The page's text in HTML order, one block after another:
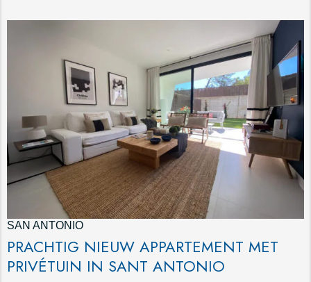
SAN ANTONIO
PRACHTIG NIEUW APPARTEMENT MET
PRIVÉTUIN IN SANT ANTONIO